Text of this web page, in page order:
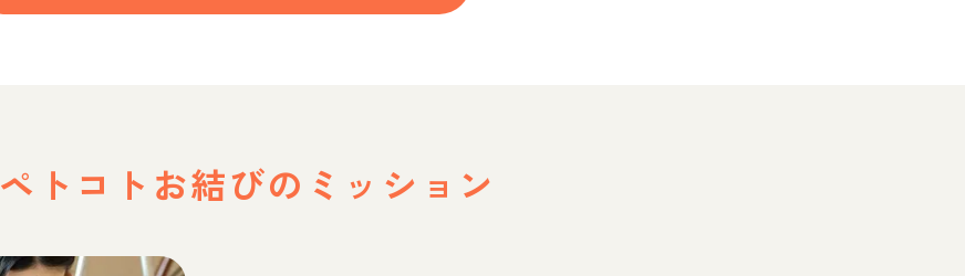
ペトコトお結びの ミッション